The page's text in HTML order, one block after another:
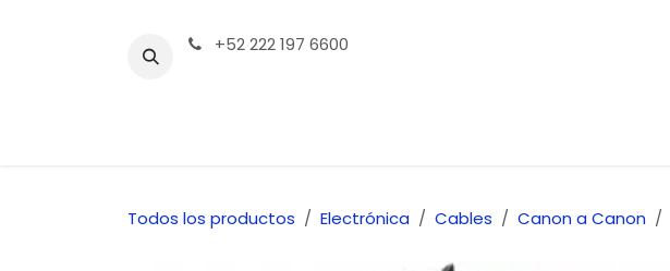
+52 222 197 6600
Todos los productos Electrónica Cables Canon a Canon